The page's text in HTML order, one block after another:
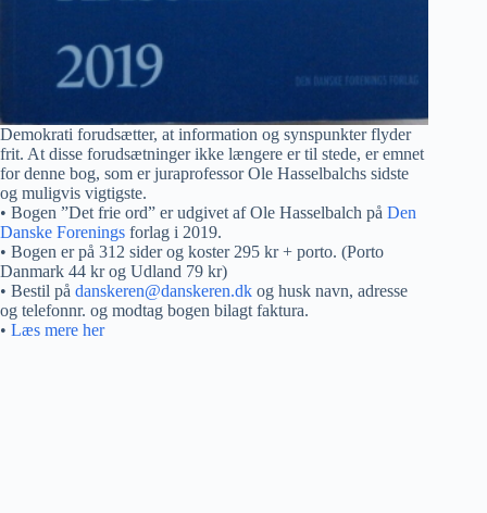
Demokrati forudsætter, at information og synspunkter flyder
frit. At disse forudsætninger ikke længere er til stede, er emnet
for denne bog, som er juraprofessor Ole Hasselbalchs sidste
og muligvis vigtigste.
• Bogen ”Det frie ord” er udgivet af Ole Hasselbalch på Den
Danske Forenings forlag i 2019.
• Bogen er på 312 sider og koster 295 kr + porto. (Porto
Danmark 44 kr og Udland 79 kr)
• Bestil på danskeren@danskeren.dk og husk navn, adresse
og telefonnr. og modtag bogen bilagt faktura.
• Læs mere her